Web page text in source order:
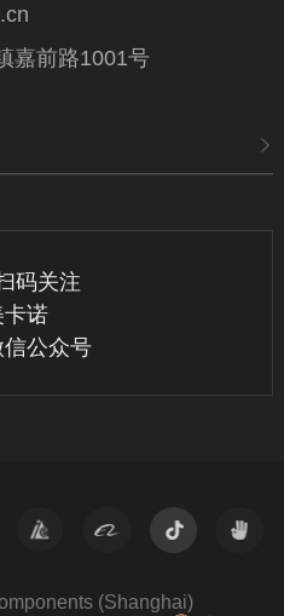
嘉前路1001号
码关注
卡诺
公众号
(Shanghai)